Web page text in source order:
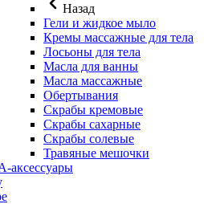
Назад
Гели и жидкое мыло
Кремы массажные для тела
Лосьоны для тела
Масла для ванны
Масла массажные
Обертывания
Скрабы кремовые
Скрабы сахарные
Скрабы солевые
Травяные мешочки
аксессуары